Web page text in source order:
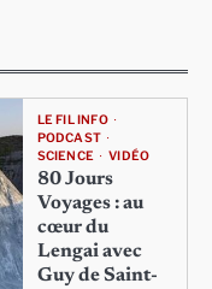
LE FIL INFO
PODCAST
SCIENCE
VIDÉO
80 Jours
Voyages : au
cœur du
Lengai avec
Guy de Saint-